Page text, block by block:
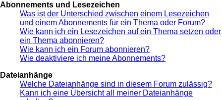
Abonnements und Lesezeichen
Was ist der Unterschied zwischen einem Lesezeichen
und einem Abonnements für ein Thema oder Forum?
Wie kann ich ein Lesezeichen auf ein Thema setzen oder
ein Thema abonnieren?
Wie kann ich ein Forum abonnieren?
Wie deaktiviere ich meine Abonnements?
Dateianhänge
Welche Dateianhänge sind in diesem Forum zulässig?
Kann ich eine Übersicht all meiner Dateianhänge